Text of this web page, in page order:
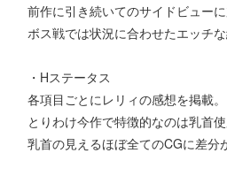
前作に引き続いてのサイドビュー
ボス戦では状況に合わせたエッチな
・Hステータス
各項目ごとにレリィの感想を掲載。
とりわけ今作で特徴的なのは乳首使
乳首の見えるほぼ全てのCGに差分